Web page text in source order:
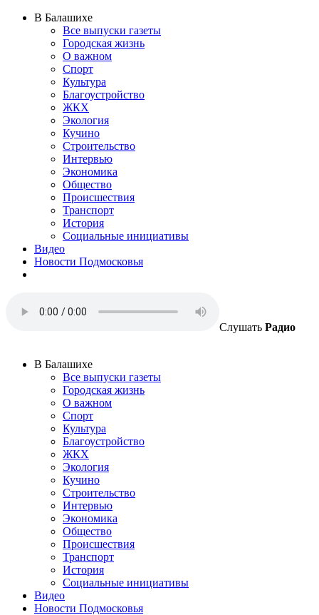
В Балашихе
Все выпуски газеты
Городская жизнь
О важном
Спорт
Культура
Благоустройство
ЖКХ
Экология
Кучино
Строительство
Интервью
Экономика
Общество
Происшествия
Транспорт
История
Социальные инициативы
Видео
Новости Подмосковья
Слушать Радио
В Балашихе
Все выпуски газеты
Городская жизнь
О важном
Спорт
Культура
Благоустройство
ЖКХ
Экология
Кучино
Строительство
Интервью
Экономика
Общество
Происшествия
Транспорт
История
Социальные инициативы
Видео
Новости Подмосковья